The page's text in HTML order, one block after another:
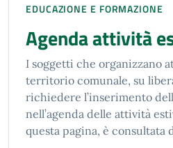
EDUCAZIONE E FORMAZIONE
Agenda attività
I soggetti che organizzano
territorio comunale, su
richiedere l’inserimento
nell’agenda delle attività
questa pagina, è consultata